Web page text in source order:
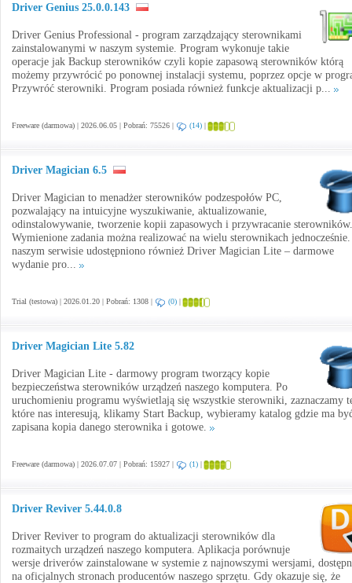
Driver Genius 25.0.0.143
Driver Genius Professional - program zarządzający sterownikami
zainstalowanymi w naszym systemie. Program wykonuje takie
operacje jak Backup sterowników czyli kopie zapasową sterowników którą
możemy przywrócić po ponownej instalacji systemu, poprzez opcje w
Przywróć sterowniki. Program posiada również funkcje aktualizacji p...
Freeware (darmowa) | 2026.06.05 | Pobrań: 75526 | (14) |
Driver Magician 6.5
Driver Magician to menadżer sterowników podzespołów PC,
pozwalający na intuicyjne wyszukiwanie, aktualizowanie,
odinstalowywanie, tworzenie kopii zapasowych i przywracanie sterowników.
Wymienione zadania można realizować na wielu sterownikach
naszym serwisie udostępniono również Driver Magician Lite – darmowe
wydanie pro...
Trial (testowa) | 2026.01.20 | Pobrań: 1308 | (0) |
Driver Magician Lite 5.82
Driver Magician Lite - darmowy program tworzący kopie
bezpieczeństwa sterowników urządzeń naszego komputera. Po
uruchomieniu programu wyświetlają się wszystkie sterowniki, zaznaczamy
które nas interesują, klikamy Start Backup, wybieramy katalog gdzie ma
zapisana kopia danego sterownika i gotowe.
Freeware (darmowa) | 2026.07.07 | Pobrań: 15927 | (1) |
Driver Reviver 5.44.0.8
Driver Reviver to program do aktualizacji sterowników dla
rozmaitych urządzeń naszego komputera. Aplikacja porównuje
wersje driverów zainstalowane w systemie z najnowszymi wersjami,
na oficjalnych stronach producentów naszego sprzętu. Gdy okazuje się, że